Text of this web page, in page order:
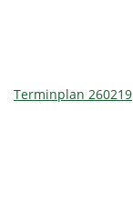
Terminplan 260219